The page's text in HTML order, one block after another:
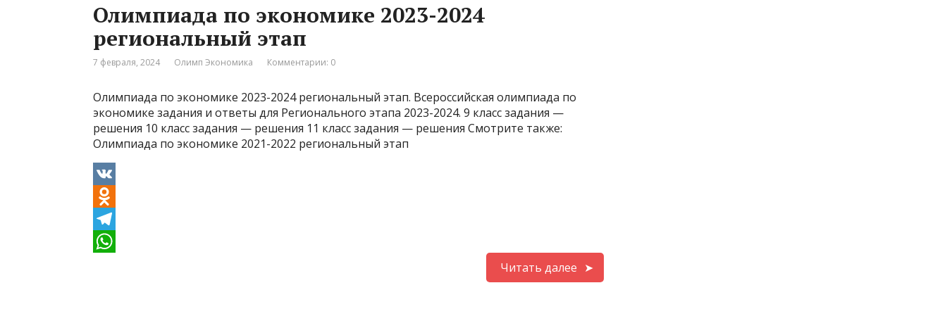
l
a
s
n
i
k
g
r
a
t
s
A
p
Олимпиада по экономике 2023-2024
региональный этап
7 февраля, 2024 Олимп Экономика Комментарии: 0
Олимпиада по экономике 2023-2024 региональный этап. Всероссийская олимпиада по
экономике задания и ответы для Регионального этапа 2023-2024. 9 класс задания —
решения 10 класс задания — решения 11 класс задания — решения Смотрите также:
Олимпиада по экономике 2021-2022 региональный этап
V
K
O
dT
Читать далее